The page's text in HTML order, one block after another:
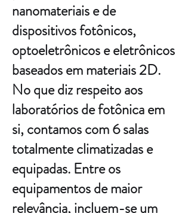
nanomateriais e de
dispositivos fotônicos,
optoeletrônicos e eletrônicos
baseados em materiais 2D.
No que diz respeito aos
laboratórios de fotônica em
si, contamos com 6 salas
totalmente climatizadas e
equipadas. Entre os
equipamentos de maior
relevância, incluem-se um